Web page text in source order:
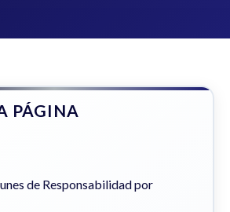
PÁGINA
de Responsabilidad por